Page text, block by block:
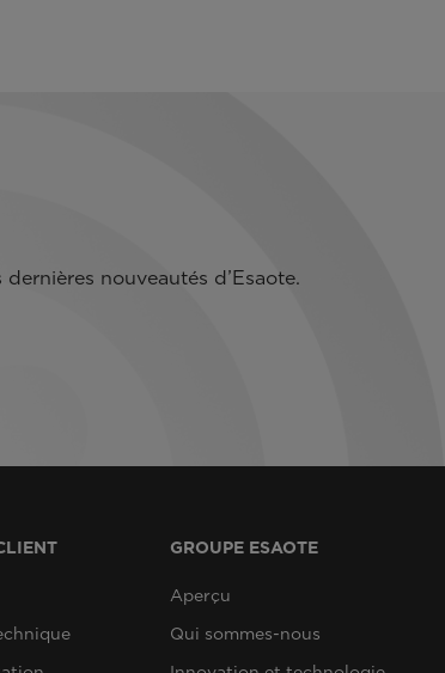
nouveautés d’Esaote.
GROUPE ESAOTE
Aperçu
Qui sommes-nous